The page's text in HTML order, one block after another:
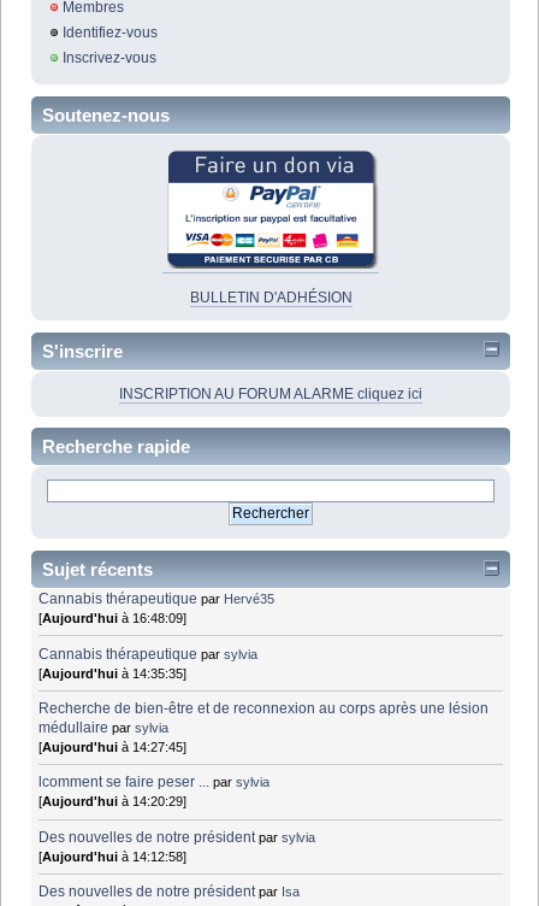
Membres
Identifiez-vous
Inscrivez-vous
Soutenez-nous
BULLETIN D'ADHÉSION
S'inscrire
INSCRIPTION AU FORUM ALARME cliquez ici
Recherche rapide
Sujet récents
Cannabis thérapeutique par Hervé35
[Aujourd'hui à 16:48:09]
Cannabis thérapeutique parsylvia
[Aujourd'hui à 14:35:35]
Recherche de bien-être et de reconnexion au corps après une lésion
médullaire parsylvia
[Aujourd'hui à 14:27:45]
lcomment se faire peser ... parsylvia
[Aujourd'hui à 14:20:29]
Des nouvelles de notre président parsylvia
[Aujourd'hui à 14:12:58]
Des nouvelles de notre président par Isa